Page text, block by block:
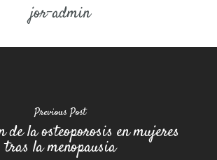
jor-admin
Previous Post
de la osteoporosis en mujeres
tras la menopausia